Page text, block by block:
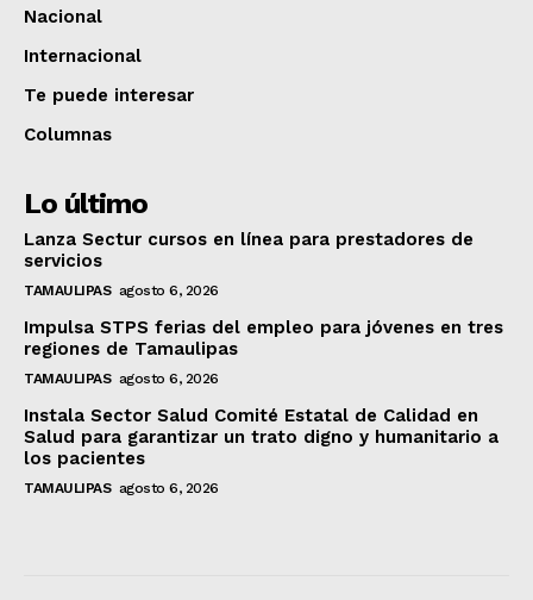
Nacional
Internacional
Te puede interesar
Columnas
Lo último
Lanza Sectur cursos en línea para prestadores de
servicios
TAMAULIPAS agosto 6, 2026
Impulsa STPS ferias del empleo para jóvenes en tres
regiones de Tamaulipas
TAMAULIPAS agosto 6, 2026
Instala Sector Salud Comité Estatal de Calidad en
Salud para garantizar un trato digno y humanitario a
los pacientes
TAMAULIPAS agosto 6, 2026